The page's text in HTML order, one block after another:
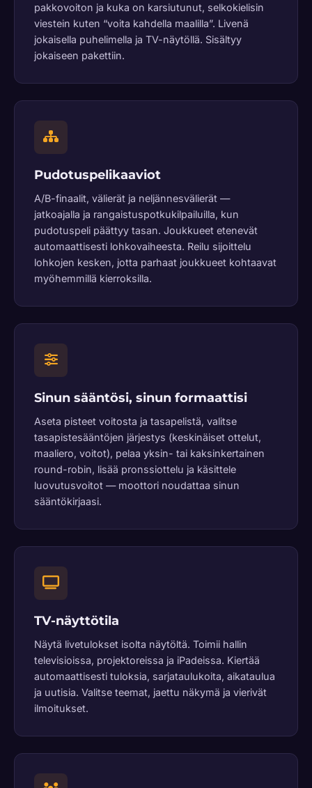
pakkovoiton ja kuka on karsiutunut, selkokielisin
viestein kuten “voita kahdella maalilla”. Livenä
jokaisella puhelimella ja TV-näytöllä. Sisältyy
jokaiseen pakettiin.
Pudotuspelikaaviot
A/B-finaalit, välierät ja neljännesvälierät —
jatkoajalla ja rangaistuspotkukilpailuilla, kun
pudotuspeli päättyy tasan. Joukkueet etenevät
automaattisesti lohkovaiheesta. Reilu sijoittelu
lohkojen kesken, jotta parhaat joukkueet kohtaavat
myöhemmillä kierroksilla.
Sinun sääntösi, sinun formaattisi
Aseta pisteet voitosta ja tasapelistä, valitse
tasapistesääntöjen järjestys (keskinäiset ottelut,
maaliero, voitot), pelaa yksin- tai kaksinkertainen
round-robin, lisää pronssiottelu ja käsittele
luovutusvoitot — moottori noudattaa sinun
sääntökirjaasi.
TV-näyttötila
Näytä livetulokset isolta näytöltä. Toimii hallin
televisioissa, projektoreissa ja iPadeissa. Kiertää
automaattisesti tuloksia, sarjataulukoita, aikataulua
ja uutisia. Valitse teemat, jaettu näkymä ja vierivät
ilmoitukset.